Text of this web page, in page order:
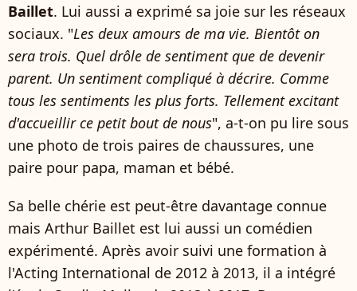
Baillet. Lui aussi a exprimé sa joie sur les réseaux
sociaux. "Les deux amours de ma vie. Bientôt on
sera trois. Quel drôle de sentiment que de devenir
parent. Un sentiment compliqué à décrire. Comme
tous les sentiments les plus forts. Tellement excitant
d'accueillir ce petit bout de nous", a-t-on pu lire sous
une photo de trois paires de chaussures, une
paire pour papa, maman et bébé.
Sa belle chérie est peut-être davantage connue
mais Arthur Baillet est lui aussi un comédien
expérimenté. Après avoir suivi une formation à
l'Acting International de 2012 à 2013, il a intégré